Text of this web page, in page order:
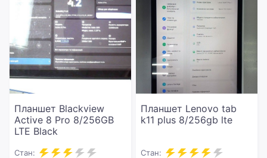
Планшет Blackview
Active 8 Pro 8/256GB
LTE Black
Стан:
Планшет Lenovo tab
k11 plus 8/256gb lte
Стан: